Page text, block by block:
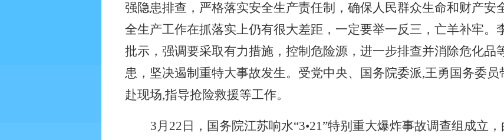
强隐患排查，严格落实安全生产责任制，确保人民群众生命和财产安
全生产工作在抓落实上仍有很大差距，一定要举一反三，亡羊补牢。
批示，强调要采取有力措施，控制危险源，进一步排查并消除危化品
患，坚决遏制重特大事故发生。受党中央、国务院委派,王勇国务委员
赴现场,指导抢险救援等工作。
3月 22 日，国务院江苏响水“3•21”特别重大爆炸事故调查组成立